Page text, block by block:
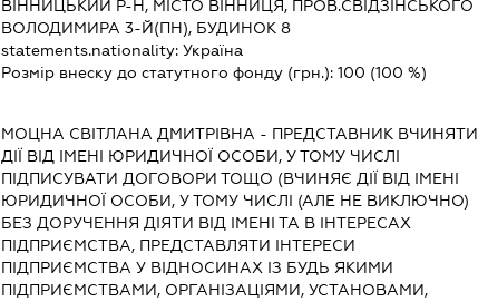
ВІННИЦЬКИЙ Р-Н, МІСТО ВІННИЦЯ, ПРОВ.СВІДЗІНСЬКОГО
ВОЛОДИМИРА 3-Й(ПН), БУДИНОК 8
statements.nationality: Україна
Розмір внеску до статутного фонду (грн.): 100 (100 %)
МОЦНА СВІТЛАНА ДМИТРІВНА - ПРЕДСТАВНИК ВЧИНЯТИ
ДІЇ ВІД ІМЕНІ ЮРИДИЧНОЇ ОСОБИ, У ТОМУ ЧИСЛІ
ПІДПИСУВАТИ ДОГОВОРИ ТОЩО (ВЧИНЯЄ ДІЇ ВІД ІМЕНІ
ЮРИДИЧНОЇ ОСОБИ, У ТОМУ ЧИСЛІ (АЛЕ НЕ ВИКЛЮЧНО)
БЕЗ ДОРУЧЕННЯ ДІЯТИ ВІД ІМЕНІ ТА В ІНТЕРЕСАХ
ПІДПРИЄМСТВА, ПРЕДСТАВЛЯТИ ІНТЕРЕСИ
ПІДПРИЄМСТВА У ВІДНОСИНАХ ІЗ БУДЬ ЯКИМИ
ПІДПРИЄМСТВАМИ, ОРГАНІЗАЦІЯМИ, УСТАНОВАМИ,